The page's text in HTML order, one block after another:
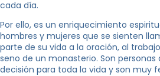
cada día.
Por ello, es un enriquecimiento
hombres y mujeres que se sienten
parte de su vida a la oración, al
seno de un monasterio. Son
decisión para toda la vida y son muy